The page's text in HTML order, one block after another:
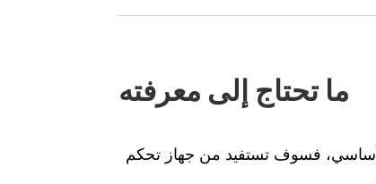
ما تحتاج إلى معرفته
الأساسي، فسوف تستفيد من جهاز تحكم